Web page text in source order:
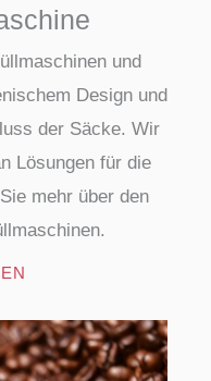
und
Design und
der Säcke. Wir
Lösungen für die
mehr über den